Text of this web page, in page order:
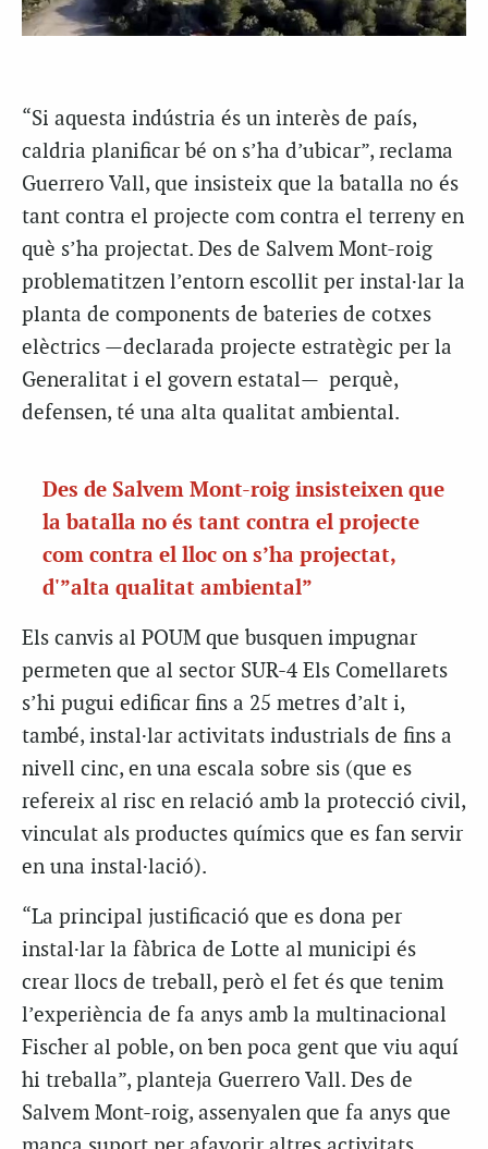
“Si aquesta indústria és un interès de país,
caldria planificar bé on s’ha d’ubicar”, reclama
Guerrero Vall, que insisteix que la batalla no és
tant contra el projecte com contra el terreny en
què s’ha projectat. Des de Salvem Mont-roig
problematitzen l’entorn escollit per instal·lar la
planta de components de bateries de cotxes
elèctrics —declarada projecte estratègic per la
Generalitat i el govern estatal— perquè,
defensen, té una alta qualitat ambiental.
Des de Salvem Mont-roig insisteixen que
la batalla no és tant contra el projecte
com contra el lloc on s’ha projectat,
d'”alta qualitat ambiental”
Els canvis al POUM que busquen impugnar
permeten que al sector SUR-4 Els Comellarets
s’hi pugui edificar fins a 25 metres d’alt i,
també, instal·lar activitats industrials de fins a
nivell cinc, en una escala sobre sis (que es
refereix al risc en relació amb la protecció civil,
vinculat als productes químics que es fan servir
en una instal·lació).
“La principal justificació que es dona per
instal·lar la fàbrica de Lotte al municipi és
crear llocs de treball, però el fet és que tenim
l’experiència de fa anys amb la multinacional
Fischer al poble, on ben poca gent que viu aquí
hi treballa”, planteja Guerrero Vall. Des de
Salvem Mont-roig, assenyalen que fa anys que